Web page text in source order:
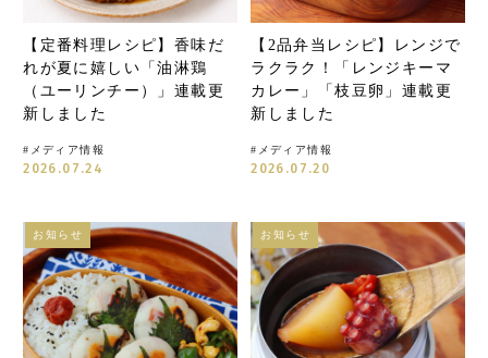
【定番料理レシピ】香味だ
れが夏に嬉しい「油淋鶏
（ユーリンチー）」連載更
新しました
# メディア情報
2026.07.24
【2品弁当レシピ】レンジで
ラクラク！「レンジキーマ
カレー」「枝豆卵」連載更
新しました
# メディア情報
2026.07.20
お知らせ お知らせ